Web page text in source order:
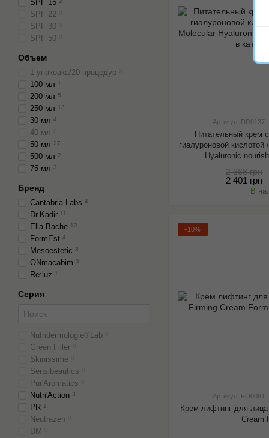
Артикул: DR0137
Питательный крем
гиалуроновой
Hyaluronic
2 668 грн
2 401 грн
В
−10%
Артикул: FO0061
Крем лифтинг для
Cream
SPF 15
SPF 22
SPF 30
SPF 50
Объем
1 упаковка/20 процедур
100 мл 1
200 мл 5
250 мл 13
30 мл 4
40 мл
50 мл 27
500 мл 2
75 мл 3
Бренд
Cantabria Labs 4
Dr.Kadir 11
Ella Bache 12
FormEst 4
Mesoestetic 3
ONmacabim 3
Re:luz 1
Cерия
Nutridermologie®Lab
Green Filler
Skinissime
Sensibeautics
Pur'Aromatics
Nutri'Action 3
PR 1
Neutrazen
DM